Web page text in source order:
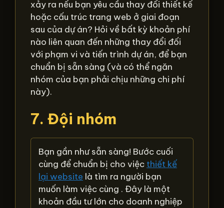
xảy ra nếu bạn yêu cầu thay đổi thiết kế
hoặc cấu trúc trang web ở giai đoạn
sau của dự án? Hỏi về bất kỳ khoản phí
nào liên quan đến những thay đổi đối
với phạm vi và tiến trình dự án, để bạn
chuẩn bị sẵn sàng (và có thể ngăn
nhóm của bạn phải chịu những chi phí
này).
7. Đội nhóm
Bạn gần như sẵn sàng! Bước cuối
cùng để chuẩn bị cho việc thiết kế
lại website là tìm ra người bạn
muốn làm việc cùng . Đây là một
khoản đầu tư lớn cho doanh nghiệp